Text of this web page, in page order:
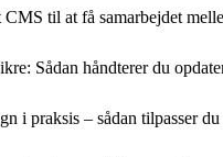
CMS til at få samarbejdet
Sådan håndterer du
i praksis – sådan tilpasser